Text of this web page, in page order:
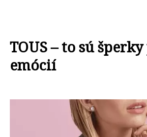
TOUS – to sú
emócií